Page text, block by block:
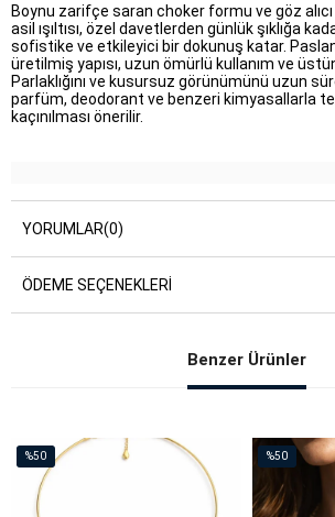
Boynu zarifçe saran choker formu ve göz
asil ışıltısı, özel davetlerden günlük şıklığa
sofistike ve etkileyici bir dokunuş katar.
üretilmiş yapısı, uzun ömürlü kullanım ve üstün
Parlaklığını ve kusursuz görünümünü uzun
parfüm, deodorant ve benzeri kimyasallarla
kaçınılması önerilir.
YORUMLAR(0)
ÖDEME SEÇENEKLERI
Benzer Ürünler
%50
İndirim
%50İndirim
%50
%50İndirim